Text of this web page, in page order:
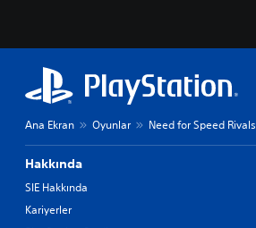
Ana Ekran Oyunlar Need for Speed Rivals
Hakkında
SIE Hakkında
Kariyerler